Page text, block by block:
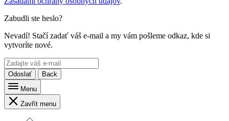
Zabudli ste heslo?
Nevadí! Stačí zadať váš e-mail a my vám pošleme odkaz, kde si
vytvoríte nové.
Odoslať
Back
Menu
Zavřít menu